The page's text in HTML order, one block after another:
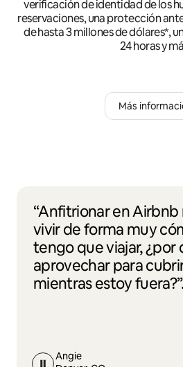
verificación de identidad de los
reservaciones, una protección
de hasta 3 millones de dólares*,
24 horas y
Más
“Anfitrionar en
vivir de forma muy
tengo que viajar, ¿por
aprovechar para
mientras estoy fuera?”.
Angie